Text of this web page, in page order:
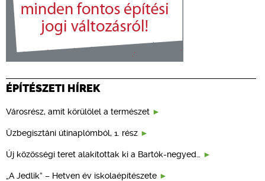
ÉPÍTÉSZETI HÍREK
Városrész, amit körülölel a természet
Üzbegisztáni útinaplómból, 1. rész
Új közösségi teret alakítottak ki a Bartók-negyed…
„A Jedlik” – Hetven év iskolaépítészete